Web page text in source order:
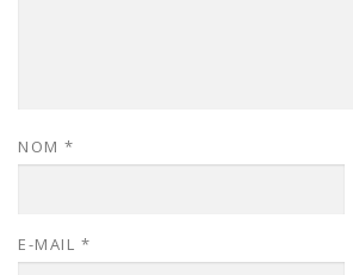
NOM *
E-MAIL *